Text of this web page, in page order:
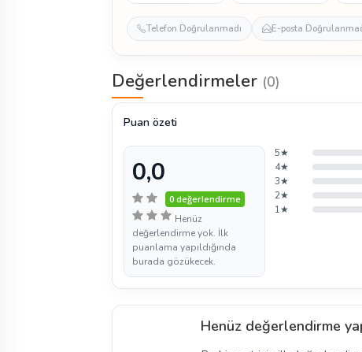
Telefon Doğrulanmadı E-posta
Değerlendirmeler (0)
Puan özeti
0,0
0 değerlendirme
Henüz
değerlendirme yok. İlk
puanlama yapıldığında
burada gözükecek.
5★
4★
3★
2★
1★
Henüz değerlendirme